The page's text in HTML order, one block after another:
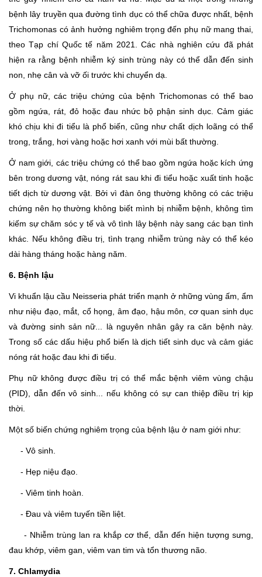
bệnh lây truyền qua đường tình dục có thể chữa được nhất, bệnh
Trichomonas có ảnh hưởng nghiêm trọng đến phụ nữ mang thai,
theo Tạp chí Quốc tế năm 2021. Các nhà nghiên cứu đã phát
hiện ra rằng bệnh nhiễm ký sinh trùng này có thể dẫn đến sinh
non, nhẹ cân và vỡ ối trước khi chuyển dạ.
Ở phụ nữ, các triệu chứng của bệnh Trichomonas có thể bao
gồm ngứa, rát, đỏ hoặc đau nhức bộ phận sinh dục. Cảm giác
khó chịu khi đi tiểu là phổ biến, cũng như chất dịch loãng có thể
trong, trắng, hơi vàng hoặc hơi xanh với mùi bất thường.
Ở nam giới, các triệu chứng có thể bao gồm ngứa hoặc kích ứng
bên trong dương vật, nóng rát sau khi đi tiểu hoặc xuất tinh hoặc
tiết dịch từ dương vật. Bởi vì đàn ông thường không có các triệu
chứng nên họ thường không biết mình bị nhiễm bệnh, không tìm
kiếm sự chăm sóc y tế và vô tình lây bệnh này sang các bạn tình
khác. Nếu không điều trị, tình trạng nhiễm trùng này có thể kéo
dài hàng tháng hoặc hàng năm.
6. Bệnh lậu
Vi khuẩn lậu cầu Neisseria phát triển mạnh ở những vùng ấm, ẩm
như niệu đạo, mắt, cổ họng, âm đạo, hậu môn, cơ quan sinh dục
và đường sinh sản nữ... là nguyên nhân gây ra căn bệnh này.
Trong số các dấu hiệu phổ biến là dịch tiết sinh dục và cảm giác
nóng rát hoặc đau khi đi tiểu.
Phụ nữ không được điều trị có thể mắc bệnh viêm vùng chậu
(PID), dẫn đến vô sinh... nếu không có sự can thiệp điều trị kịp
thời.
Một số biến chứng nghiêm trọng của bệnh lậu ở nam giới như:
- Vô sinh.
- Hẹp niệu đạo.
- Viêm tinh hoàn.
- Đau và viêm tuyến tiền liệt.
- Nhiễm trùng lan ra khắp cơ thể, dẫn đến hiện tượng sưng,
đau khớp, viêm gan, viêm van tim và tổn thương não.
7. Chlamydia